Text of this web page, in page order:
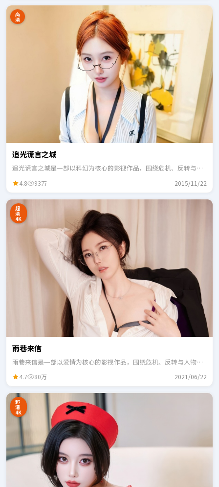
高
清
追光谎言之城
追光谎言之城是一部以科幻为核心的影视作品，围绕危机、反转与人
4.8 93万 2015/11/22
超
清
4K
雨巷来信
雨巷来信是一部以爱情为核心的影视作品，围绕危机、反转与人物成
4.7 80万 2021/06/22
超
清
4K